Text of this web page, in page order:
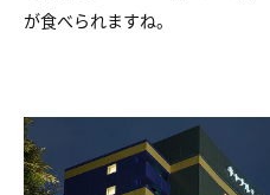
が食べられますね。